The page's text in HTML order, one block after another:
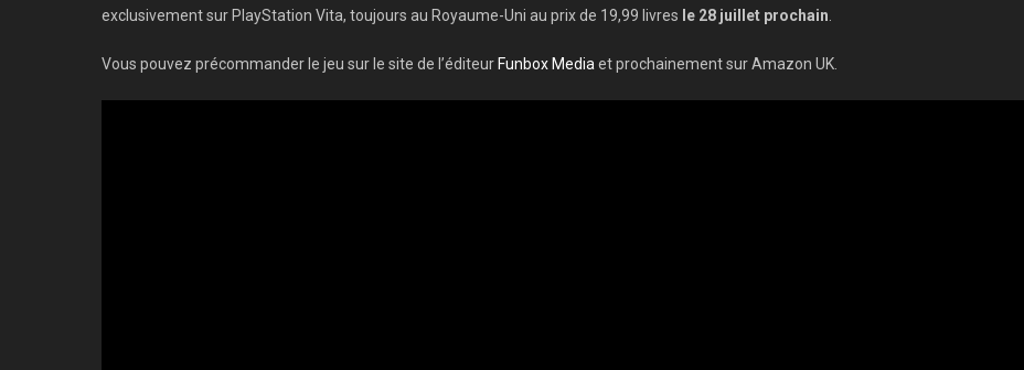
exclusivement sur PlayStation Vita, toujours au Royaume-Uni au prix de 19,99 livres le 28 juillet prochain
Vous pouvez précommander le jeu sur le site de l’éditeurFunbox Media et prochainement sur Amazon UK.